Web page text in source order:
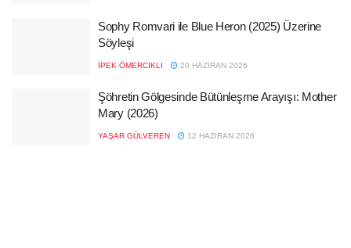
Sophy Romvari ile Blue Heron (2025) Üzerine
Söyleşi
İPEK ÖMERCIKLI 20 HAZIRAN 2026
Şöhretin Gölgesinde Bütünleşme Arayışı: Mother
Mary (2026)
YAŞAR GÜLVEREN 12 HAZIRAN 2026